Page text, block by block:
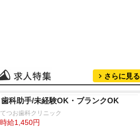
さらに見る
歯科助手/未経験OK・ブランクOK
てつお歯科クリニック
時給1,450円